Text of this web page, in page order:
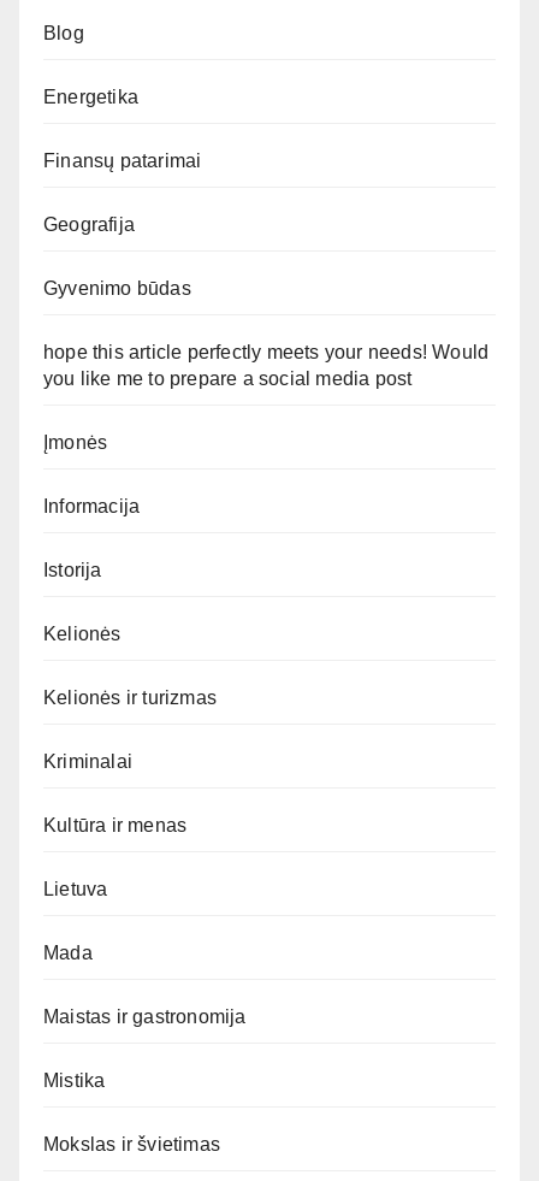
Blog
Energetika
Finansų patarimai
Geografija
Gyvenimo būdas
hope this article perfectly meets your needs! Would
you like me to prepare a social media post
Įmonės
Informacija
Istorija
Kelionės
Kelionės ir turizmas
Kriminalai
Kultūra ir menas
Lietuva
Mada
Maistas ir gastronomija
Mistika
Mokslas ir švietimas